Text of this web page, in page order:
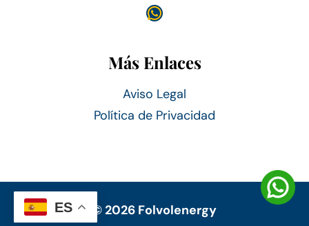
WhatsApp
Más Enlaces
Aviso Legal
Política de Privacidad
© 2026 Folvolenergy
ES